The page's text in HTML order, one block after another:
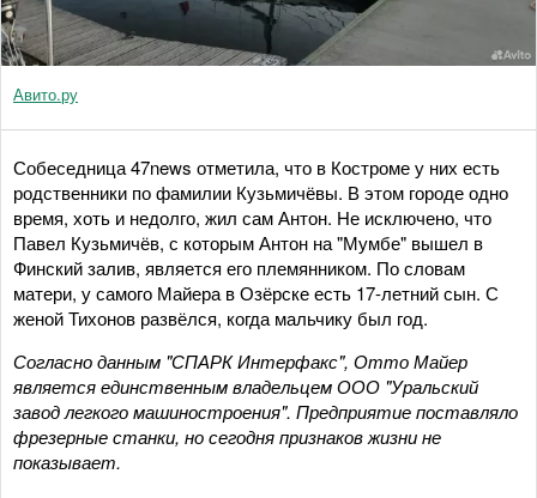
Авито.ру
Собеседница 47news отметила, что в Костроме у них есть
родственники по фамилии Кузьмичёвы. В этом городе одно
время, хоть и недолго, жил сам Антон. Не исключено, что
Павел Кузьмичёв, с которым Антон на "Мумбе" вышел в
Финский залив, является его племянником. По словам
матери, у самого Майера в Озёрске есть 17-летний сын. С
женой Тихонов развёлся, когда мальчику был год.
Согласно данным "СПАРК Интерфакс", Отто Майер
является единственным владельцем ООО "Уральский
завод легкого машиностроения". Предприятие поставляло
фрезерные станки, но сегодня признаков жизни не
показывает.